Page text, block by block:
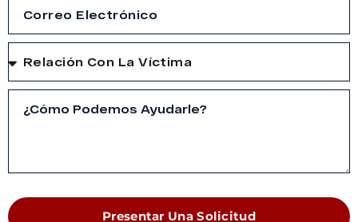
Presentar Una Solicitud